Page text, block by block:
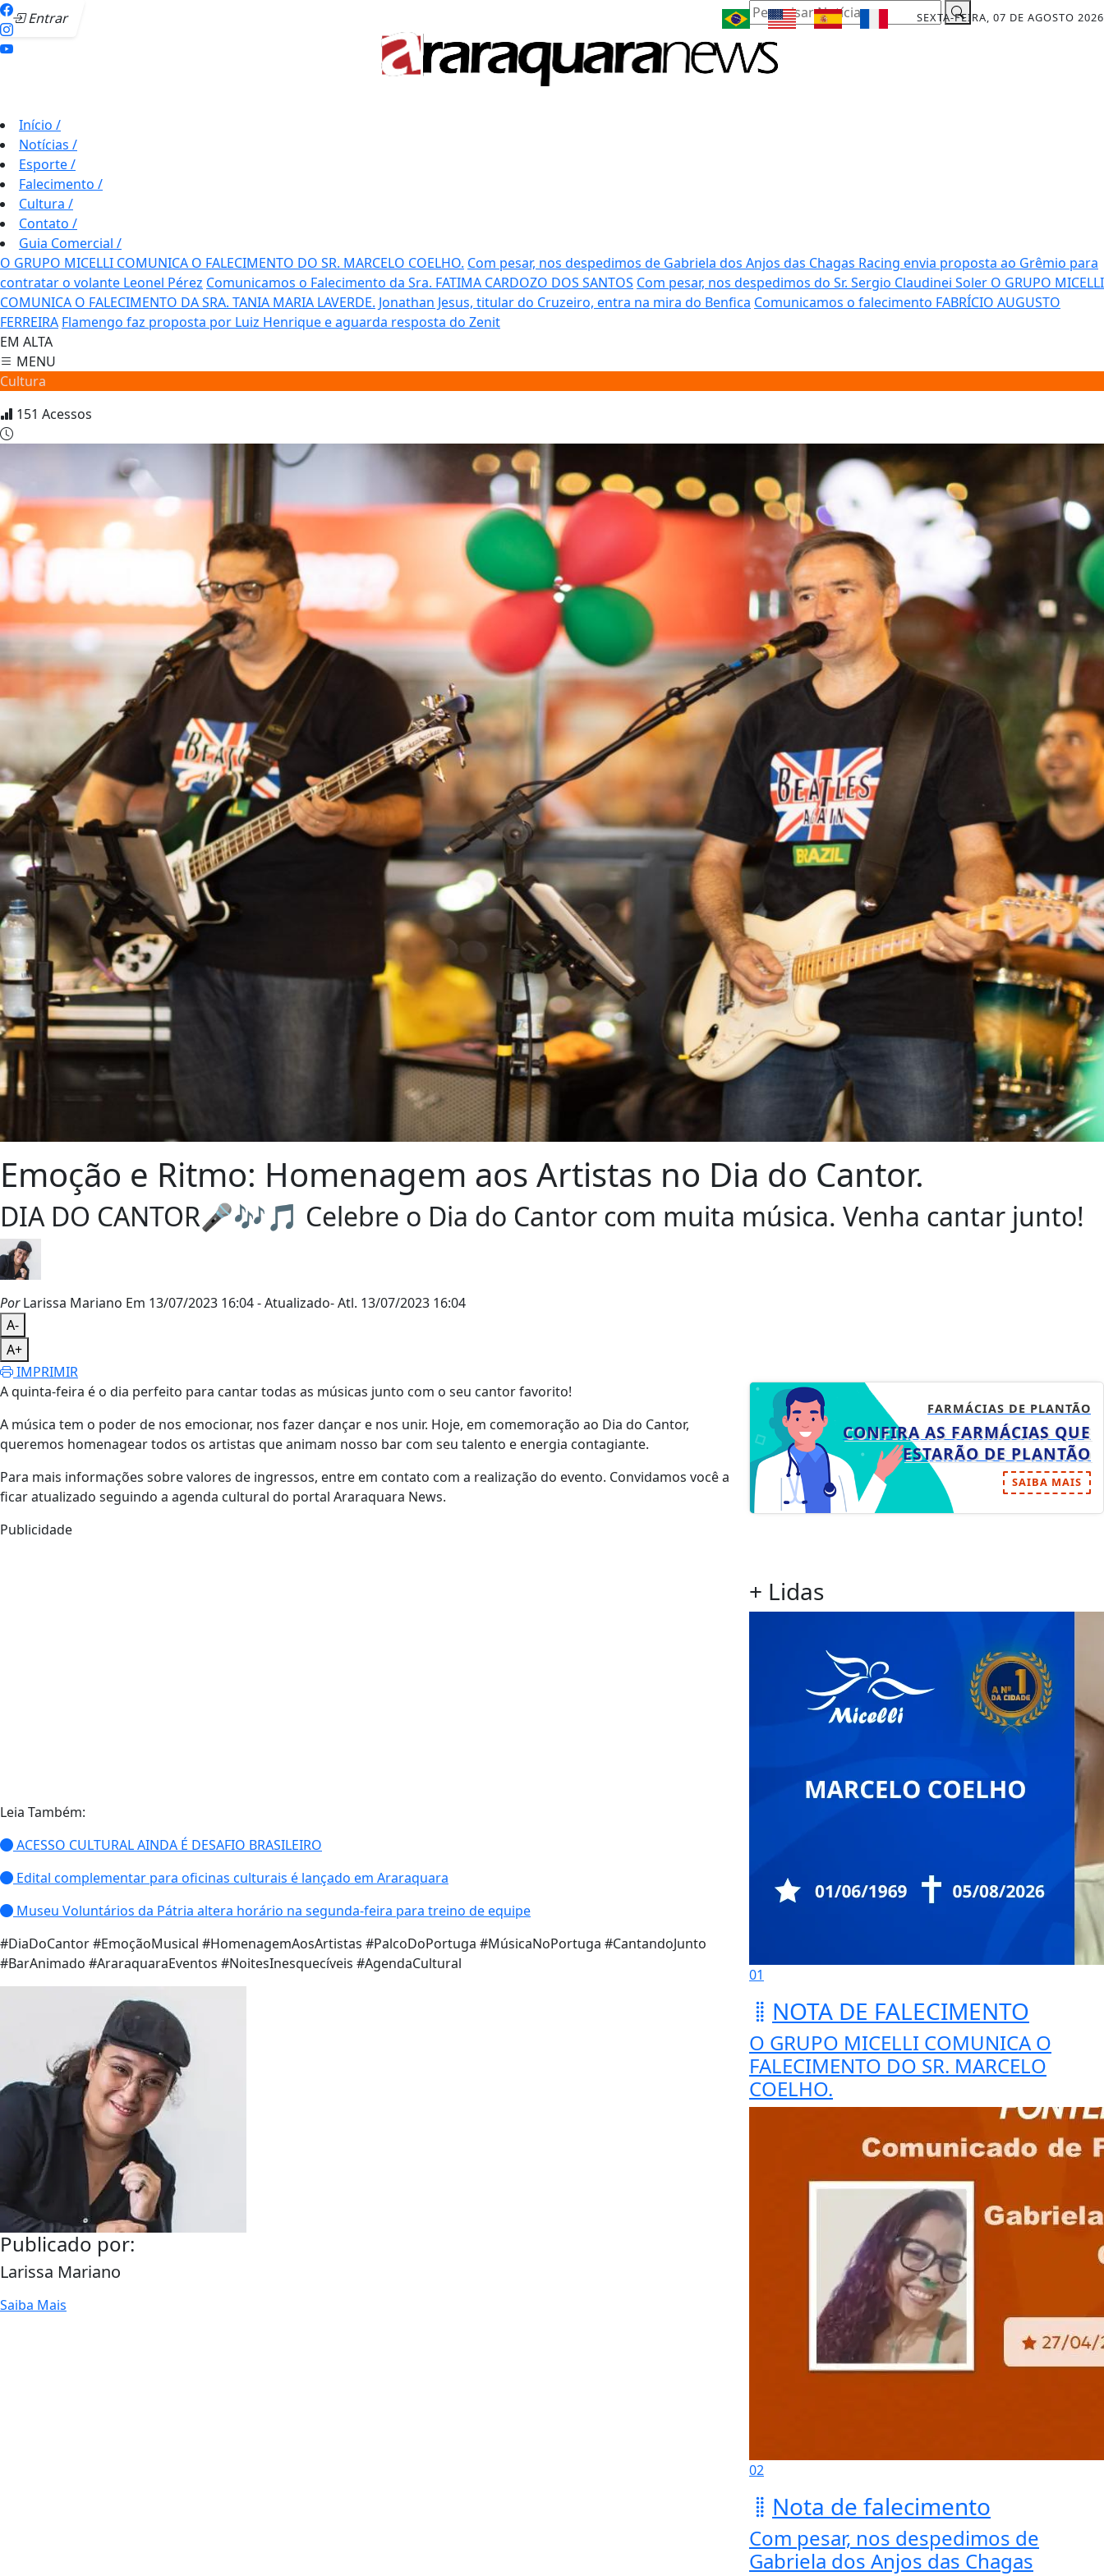
Entrar SEXTA-FEIRA, 07 DE AGOSTO 2026
Pesquisar Notícia
Início /
Notícias /
Esporte/
Falecimento /
Cultura /
Contato /
Guia Comercial /
O GRUPO MICELLI COMUNICA O FALECIMENTO DO SR. MARCELO COELHO. Com pesar, nos despedimos de Gabriela dos Anjos das Chagas Racing envia proposta ao Grêmio para
contratar o volante Leonel Pérez Comunicamos o Falecimento da Sra. FATIMA CARDOZO DOS SANTOS Com pesar, nos despedimos do Sr. Sergio Claudinei Soler O GRUPO MICELLI
COMUNICA O FALECIMENTO DA SRA. TANIA MARIA LAVERDE. Jonathan Jesus, titular do Cruzeiro, entra na mira do Benfica Comunicamos o falecimento FABRÍCIO AUGUSTO
FERREIRA Flamengo faz proposta por Luiz Henrique e aguarda resposta do Zenit
EM ALTA
MENU
Cultura
151 Acessos
Emoção e Ritmo: Homenagem aos Artistas no Dia do Cantor.
DIA DO CANTOR🎤🎶🎵 Celebre o Dia do Cantor com muita música. Venha cantar junto!
PorLarissa Mariano Em 13/07/2023 16:04- Atualizado- Atl. 13/07/2023 16:04
A-
A+
IMPRIMIR
A quinta-feira é o dia perfeito para cantar todas as músicas junto com o seu cantor favorito!
A música tem o poder de nos emocionar, nos fazer dançar e nos unir. Hoje, em comemoração ao Dia do Cantor,
queremos homenagear todos os artistas que animam nosso bar com seu talento e energia contagiante.
Para mais informações sobre valores de ingressos, entre em contato com a realização do evento. Convidamos você a
ficar atualizado seguindo a agenda cultural do portal Araraquara News.
Publicidade
Leia Também:
ACESSO CULTURAL AINDA É DESAFIO BRASILEIRO
Edital complementar para oficinas culturais é lançado em Araraquara
Museu Voluntários da Pátria altera horário na segunda-feira para treino de equipe
#DiaDoCantor #EmoçãoMusical #HomenagemAosArtistas #PalcoDoPortuga #MúsicaNoPortuga #CantandoJunto
#BarAnimado #AraraquaraEventos #NoitesInesquecíveis #AgendaCultural
Publicado por:
Larissa Mariano
Saiba Mais
FARMÁCIAS DE PLANTÃO
CONFIRA AS FARMÁCIAS QUE
ESTARÃO DE PLANTÃO
SAIBA MAIS
+ Lidas
01
NOTA DE FALECIMENTO
O GRUPO MICELLI COMUNICA O
FALECIMENTO DO SR. MARCELO
COELHO.
02
Nota de falecimento
Com pesar, nos despedimos de
Gabriela dos Anjos das Chagas